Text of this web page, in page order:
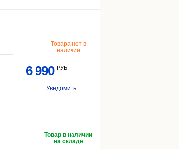
Товара нет в
наличии
6 990 РУБ.
Уведомить
Товар в наличии
на складе